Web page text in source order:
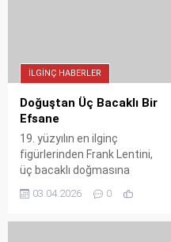
İLGINÇ HABERLER
Doğuştan Üç Bacaklı Bir
Efsane
19. yüzyılın en ilginç
figürlerinden Frank Lentini,
üç bacaklı doğmasına
dünya çapında bir başarıya
03.04.2026 0